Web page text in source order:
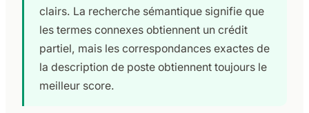
clairs. La recherche sémantique signifie que
les termes connexes obtiennent un crédit
partiel, mais les correspondances exactes de
la description de poste obtiennent toujours le
meilleur score.